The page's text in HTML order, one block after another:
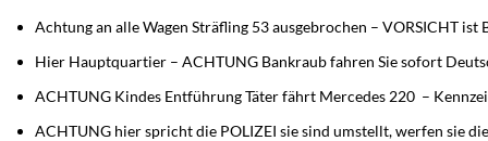
Achtung an alle Wagen Sträfling 53 ausgebrochen – VORSICHT
Hier Hauptquartier – ACHTUNG Bankraub fahren Sie sofort
ACHTUNG Kindes Entführung Täter fährt Mercedes 220 –
ACHTUNG hier spricht die POLIZEI sie sind umstellt, werfen sie